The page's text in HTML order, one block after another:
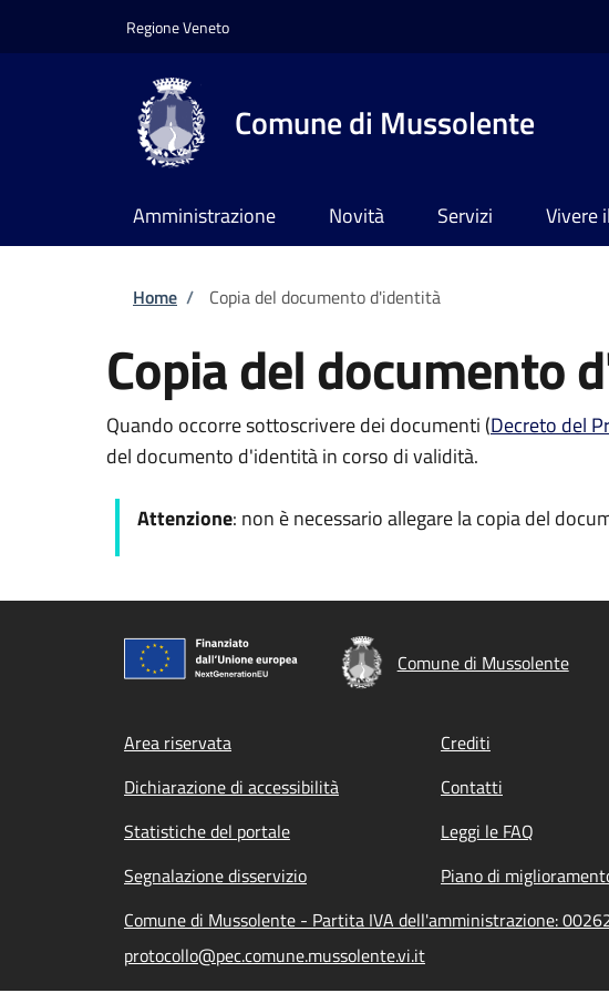
Regione Veneto
Comune di Mussolente
Amministrazione Novità Servizi Vivere
Briciole di pane
Home / Copia del documento d'identità
Copia del documento
Quando occorre sottoscrivere dei documenti (Decreto del
del documento d'identità in corso di validità.
Attenzione: non è necessario allegare la copia del
Comune di Mussolente
Footer menu
Area riservata Crediti
Dichiarazione di accessibilità
Contatti
Statistiche del portale
Leggi le FAQ
Segnalazione disservizio
Piano di
Comune di Mussolente - Partita IVA dell'amministrazione:
protocollo@pec.comune.mussolente.vi.it